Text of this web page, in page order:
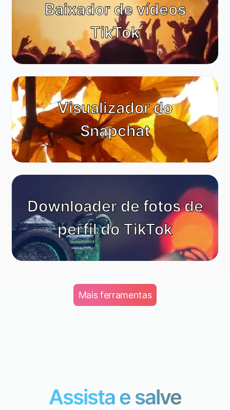
Baixador de vídeos
TikTok
Visualizador do
Snapchat
Downloader de fotos de
perfil do TikTok
Mais ferramentas
Assista e salve